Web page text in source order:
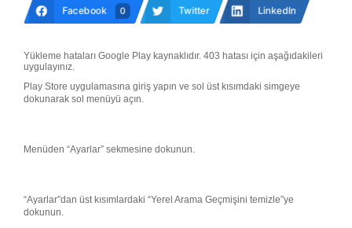
Facebook 0 Twitter LinkedIn
Yükleme hataları Google Play kaynaklıdır. 403 hatası için aşağıdakileri
uygulayınız.
Play Store uygulamasına giriş yapın ve sol üst kısımdaki simgeye
dokunarak sol menüyü açın.
Menüden “Ayarlar” sekmesine dokunun.
“Ayarlar”dan üst kısımlardaki “Yerel Arama Geçmişini temizle”ye
dokunun.